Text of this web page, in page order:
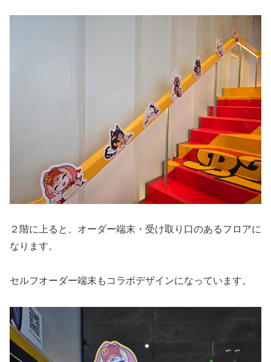
２階に上ると、オーダー端末・受け取り口のあるフロアに
なります。
セルフオーダー端末もコラボデザインになっています。